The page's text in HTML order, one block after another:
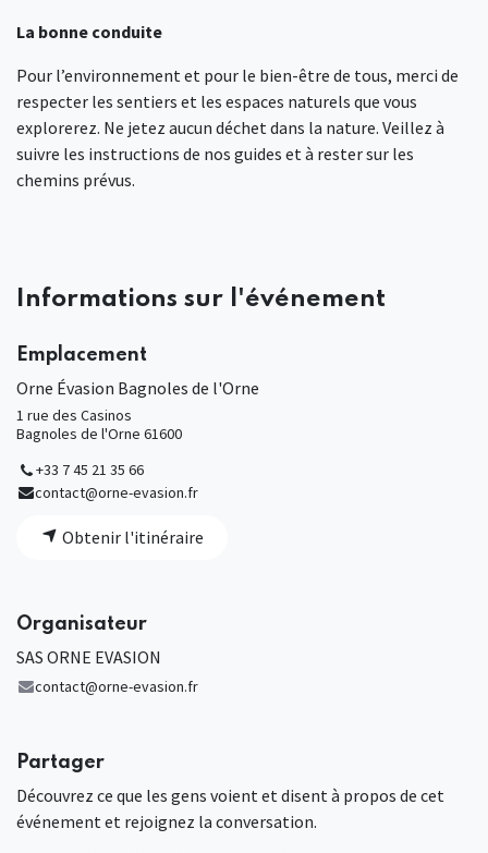
La bonne conduite
Pour l’environnement et pour le bien-être de tous, merci de
respecter les sentiers et les espaces naturels que vous
explorerez. Ne jetez aucun déchet dans la nature. Veillez à
suivre les instructions de nos guides et à rester sur les
chemins prévus.
Informations sur l'événement
Emplacement
Orne Évasion Bagnoles de l'Orne
1 rue des Casinos
Bagnoles de l'Orne 61600
+33 7 45 21 35 66
contact@orne-evasion.fr
Obtenir l'itinéraire
Organisateur
SAS ORNE EVASION
contact@orne-evasion.fr
Partager
Découvrez ce que les gens voient et disent à propos de cet
événement et rejoignez la conversation.